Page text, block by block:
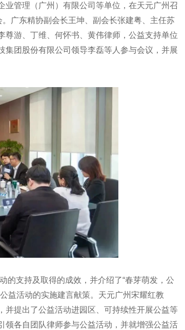
管理（广州）有限公司等单位，在天元广州召
广东精协副会长王坤、副会长张建粤、主任苏
游、丁维、何怀书、黄伟律师，公益支持单位
集团股份有限公司领导李磊等人参与会议，并展
的支持及取得的成效，并介绍了“春芽萌发，公
益活动的实施建言献策。天元广州宋耀红教
并提出了公益活动进园区、可持续性开展公益等
领各自团队律师参与公益活动，并就增强公益活